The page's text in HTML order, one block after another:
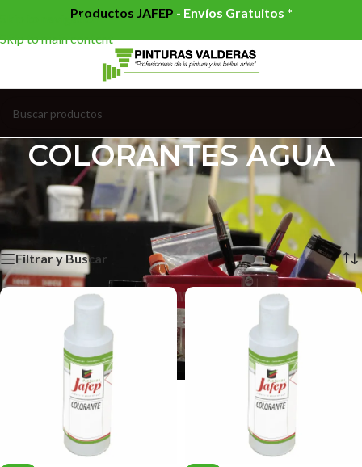
Skip to navigation
Skip to main content
Productos JAFEP - Envíos Gratuitos *
COLORANTES AGUA
Inicio AUXILIARES/COLORANTES COLORANTES AGUA
Página 2
Mostrando 13–24 de 29 resultados
Filtrar y Buscar